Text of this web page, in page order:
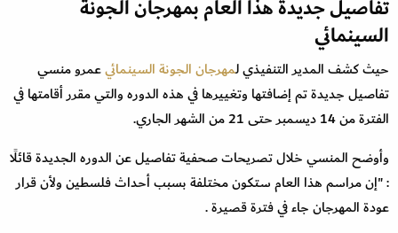
تفاصيل جديدة هذا العام بمهرجان الجونة
السينمائي
حيث كشف المدير التنفيذي لمهرجان الجونة السينمائيعمرو منسي
تفاصيل جديدة تم إضافتها وتغييرها في هذه الدوره والتي مقرر أقامتها في
الفترة من 14 ديسمبر حتى 21 من الشهر الجاري.
وأوضح المنسي خلال تصريحات صحفية تفاصيل عن الدوره الجديدة قائلًا
: "إن مراسم هذا العام ستكون مختلفة بسبب أحداث فلسطين ولأن قرار
عودة المهرجان جاء في فترة قصيرة .